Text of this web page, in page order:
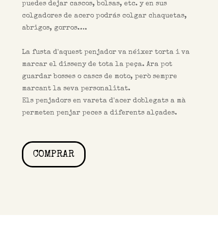
puedes dejar cascos, bolsas, etc. y en sus
colgadores de acero podrás colgar chaquetas,
abrigos, gorros….
La fusta d'aquest penjador va néixer torta i va
marcar el disseny de tota la peça. Ara pot
guardar bosses o cascs de moto, però sempre
marcant la seva personalitat.
Els penjadors en vareta d'acer doblegats a mà
permeten penjar peces a diferents alçades.
COMPRAR